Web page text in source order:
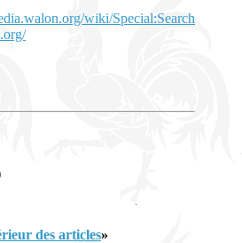
wiki/Special:Search
des articles»